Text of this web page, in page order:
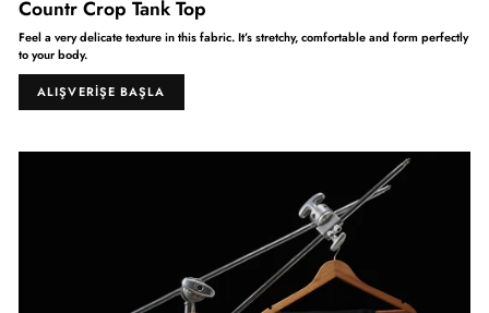
Countr Crop Tank Top
Feel a very delicate texture in this fabric. It’s stretchy, comfortable and form perfectly
to your body.
ALIŞVERIŞE BAŞLA